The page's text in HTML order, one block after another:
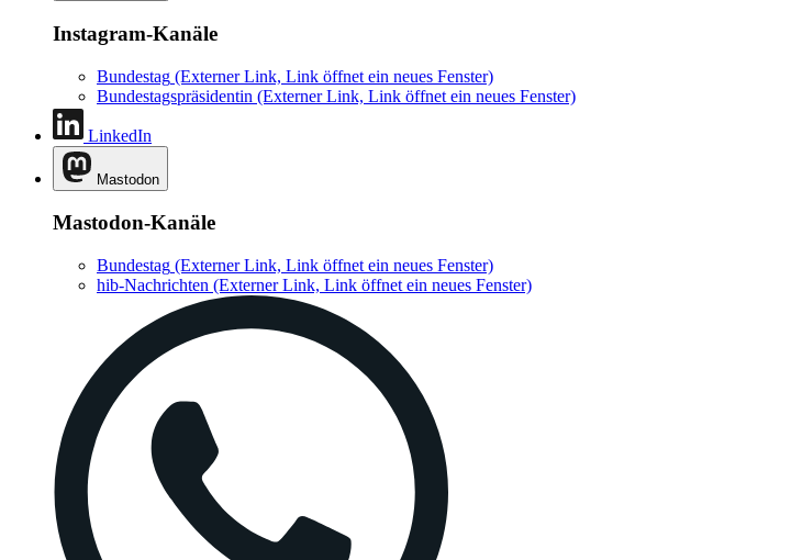
Instagram-Kanäle
Bundestag (Externer Link, Link öffnet ein neues Fenster)
Bundestagspräsidentin (Externer Link, Link öffnet ein neues Fenster)
LinkedIn
Mastodon
Mastodon-Kanäle
Bundestag (Externer Link, Link öffnet ein neues Fenster)
hib-Nachrichten (Externer Link, Link öffnet ein neues Fenster)